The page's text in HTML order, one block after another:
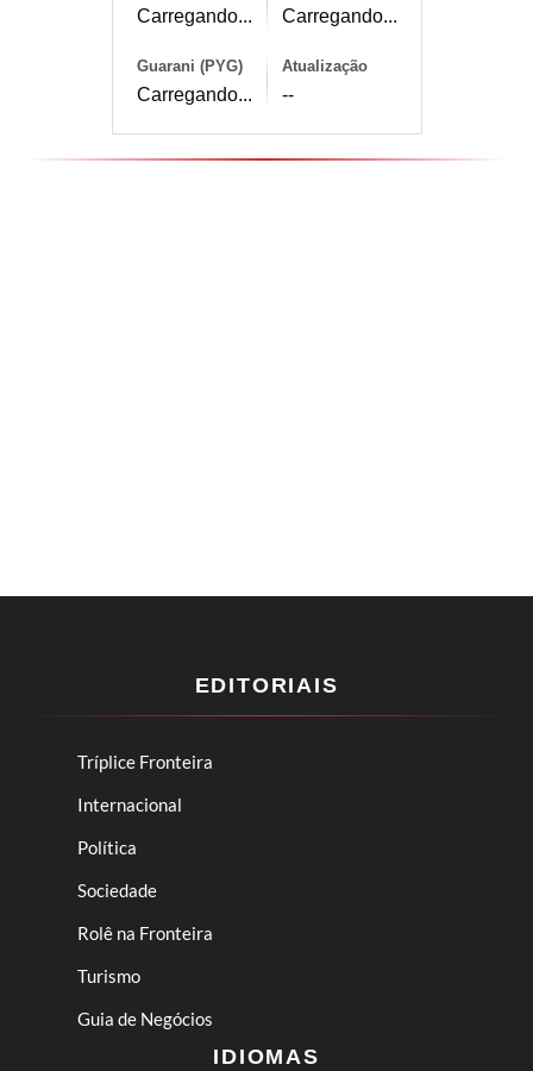
Carregando... Carregando...
Guarani (PYG)
Carregando...
Atualização
--
EDITORIAIS
Tríplice Fronteira
Internacional
Política
Sociedade
Rolê na Fronteira
Turismo
Guia de Negócios
IDIOMAS